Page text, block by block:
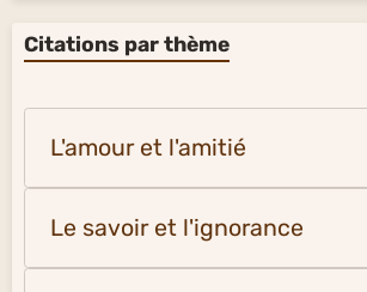
Citations par thème
L'amour et l'amitié
Le savoir et l'ignorance